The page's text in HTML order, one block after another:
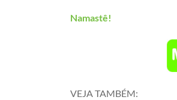
Namastê!
VEJA TAMBÉM: